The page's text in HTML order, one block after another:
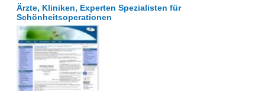
Ärzte, Kliniken, Experten Spezialisten für
Schönheitsoperationen